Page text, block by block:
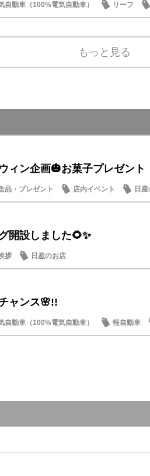
自動車（100%電気自動車）
リーフ
イベント
もっと見る
ィン企画🎃お菓子プレゼント
品・プレゼント 店内イベント 日
開設しました🌻✨
拶 日産のお店
ャンス🌸!!
自動車（100%電気自動車）
軽自動車
得車情報